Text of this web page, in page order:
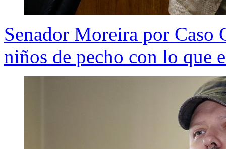
Senador Moreira por Caso
niños de pecho con lo que